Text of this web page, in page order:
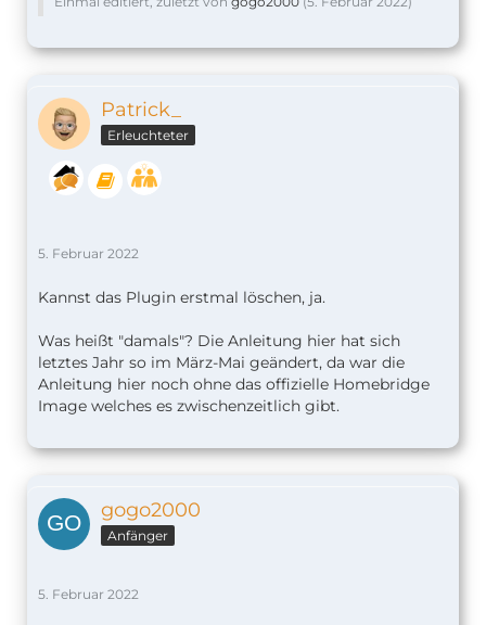
Patrick_
Erleuchteter
5. Februar 2022
Kannst das Plugin erstmal löschen, ja.
Was heißt "damals"? Die Anleitung hier hat sich
letztes Jahr so im März-Mai geändert, da war die
Anleitung hier noch ohne das offizielle Homebridge
Image welches es zwischenzeitlich gibt.
gogo2000
Anfänger
5. Februar 2022